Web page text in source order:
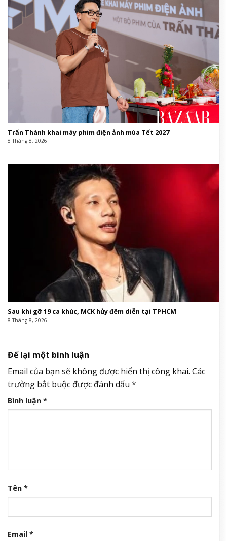
Trấn Thành khai máy phim điện ảnh mùa Tết 2027
8 Tháng 8, 2026
Sau khi gỡ 19 ca khúc, MCK hủy đêm diễn tại TPHCM
8 Tháng 8, 2026
Để lại một bình luận
Email của bạn sẽ không được hiển thị công khai. Các
trường bắt buộc được đánh dấu *
Bình luận *
Tên *
Email *